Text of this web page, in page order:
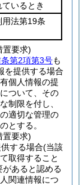
いるとき
用法第19条
置要求)
第2項第3号も
を提供する場合
個人情報の提
ついて、その
制限を付し、
適切な管理の
とする。
置要求)
する場合(当該
取得すること
があると認める
関連情報につ